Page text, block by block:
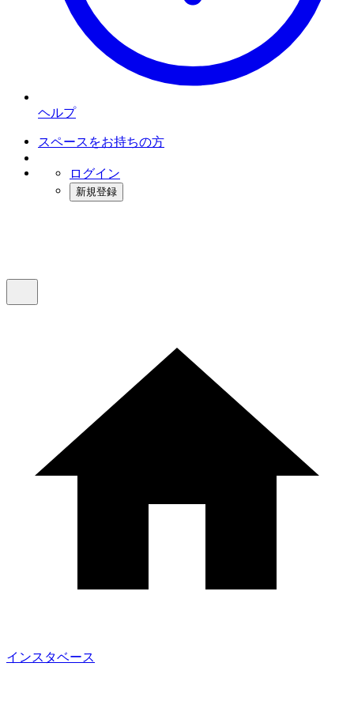
ヘルプ
スペースをお持ちの方
ログイン
新規登録
インスタベース